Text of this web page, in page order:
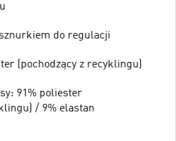
do regulacji
(pochodzący z recyklingu)
91% poliester
/ 9% elastan